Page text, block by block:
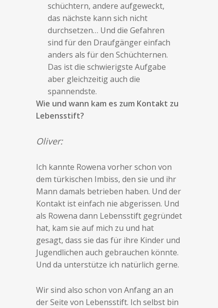
schüchtern, andere aufgeweckt,
das nächste kann sich nicht
durchsetzen… Und die Gefahren
sind für den Draufgänger einfach
anders als für den Schüchternen.
Das ist die schwierigste Aufgabe
aber gleichzeitig auch die
spannendste.
Wie und wann kam es zum Kontakt zu
Lebensstift?
Oliver:
Ich kannte Rowena vorher schon von
dem türkischen Imbiss, den sie und ihr
Mann damals betrieben haben. Und der
Kontakt ist einfach nie abgerissen. Und
als Rowena dann Lebensstift gegründet
hat, kam sie auf mich zu und hat
gesagt, dass sie das für ihre Kinder und
Jugendlichen auch gebrauchen könnte.
Und da unterstütze ich natürlich gerne.
Wir sind also schon von Anfang an an
der Seite von Lebensstift. Ich selbst bin